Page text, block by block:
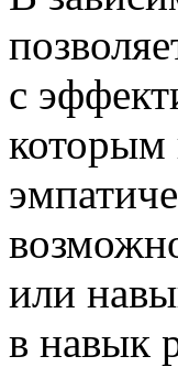
с
которым
или
в навык